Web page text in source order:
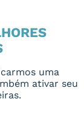
uma
ativar seu